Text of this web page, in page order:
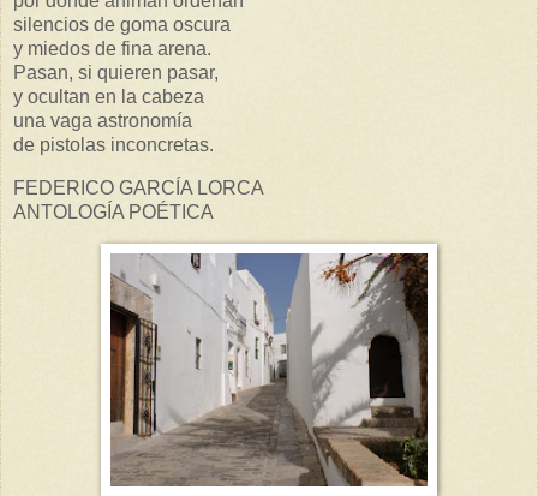
silencios de goma oscura
y miedos de fina arena.
Pasan, si quieren pasar,
y ocultan en la cabeza
una vaga astronomía
de pistolas inconcretas.
FEDERICO GARCÍA LORCA
ANTOLOGÍA POÉTICA